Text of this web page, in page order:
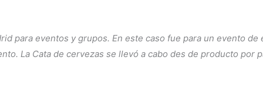
para eventos y grupos. En este caso fue para un evento
La Cata de cervezas se llevó a cabo des de producto por